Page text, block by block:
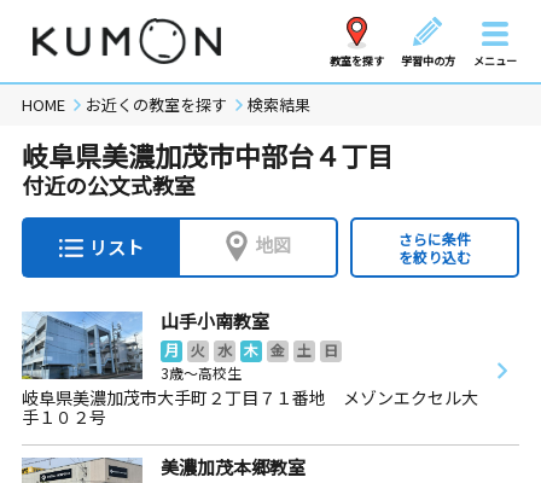
教室を探す 学習中の方 メニュー
HOME お近くの教室を探す 検索結果
岐阜県美濃加茂市中部台４丁目
付近の公文式教室
リスト 地図
さらに条件
を絞り込む
山手小南教室
月 火 水 木 金 土
日
3歳～高校生
岐阜県美濃加茂市大手町２丁目７１番地 メゾンエクセル大
手１０２号
美濃加茂本郷教室